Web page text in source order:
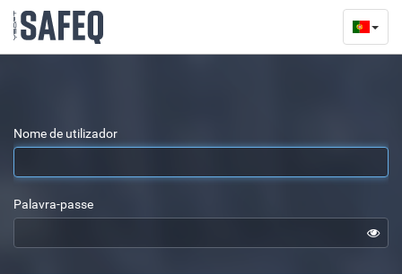
Nome de utilizador
Palavra-passe